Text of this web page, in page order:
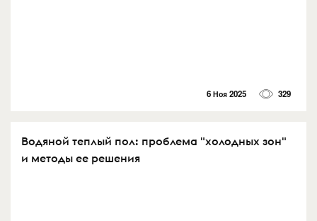
6 Ноя 2025 329
Водяной теплый пол: проблема "холодных зон"
и методы ее решения